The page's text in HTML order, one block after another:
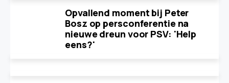
Opvallend moment bij Peter
Bosz op persconferentie na
nieuwe dreun voor PSV: 'Help
eens?'